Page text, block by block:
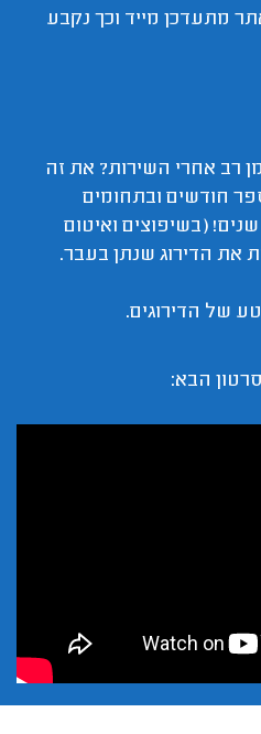
מתעדכן מייד וכך נקבע
רב אחרי השירות? את זה
חודשים ובתחומים
(בשיפוצים ואיטום
את הדירוג שנתן בעבר.
של הדירוגים.
הבא: